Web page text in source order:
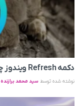
دکمه Refresh ویندوز چه کاری انجام می‌ دهد؟
نوشته شده توسط سید محمد برازنده